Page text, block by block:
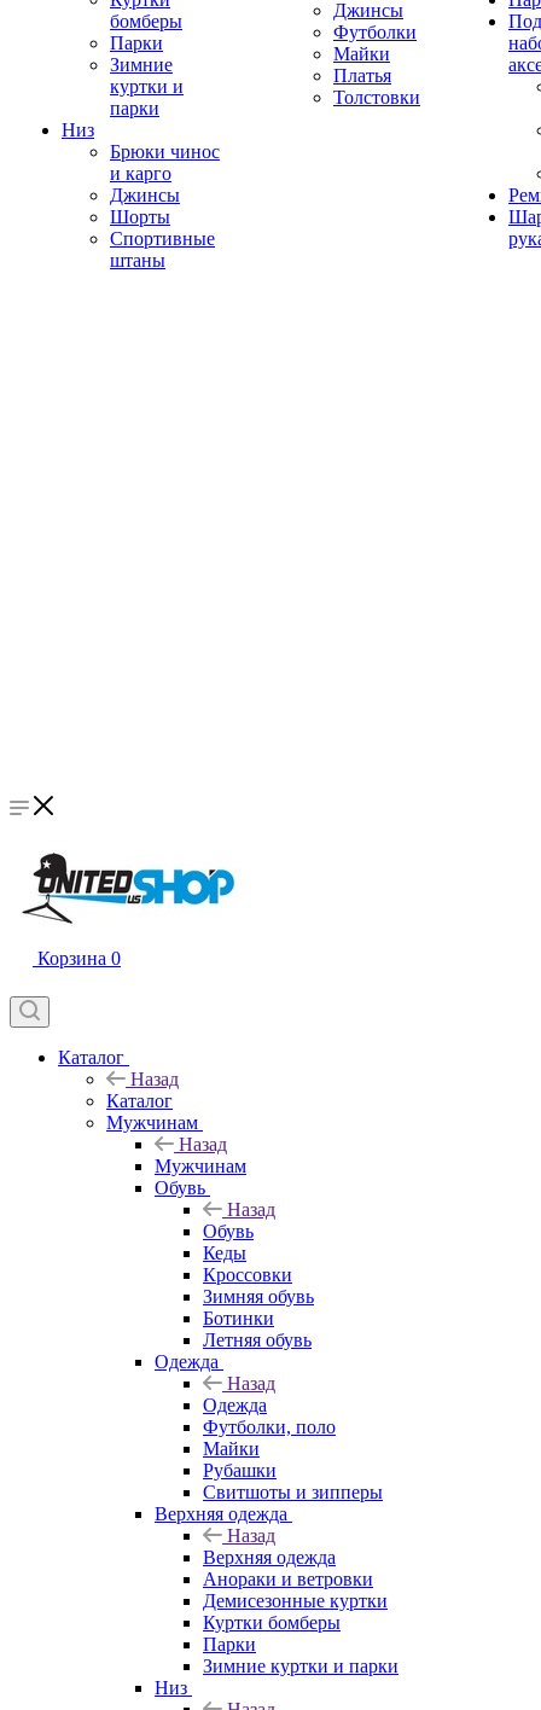
бомберы
Парки
Зимние
куртки и
парки
Низ
Брюки чинос
и карго
Джинсы
Шорты
Спортивные
штаны
Джинсы
Футболки
Майки
Платья
Толстовки
Корзина 0
Каталог
Назад
Каталог
Мужчинам
Назад
Мужчинам
Обувь
Назад
Обувь
Кеды
Кроссовки
Зимняя обувь
Ботинки
Летняя обувь
Одежда
Назад
Одежда
Футболки, поло
Майки
Рубашки
Свитшоты и зипперы
Верхняя одежда
Назад
Верхняя одежда
Анораки и ветровки
Демисезонные куртки
Куртки бомберы
Парки
Зимние куртки и парки
Низ